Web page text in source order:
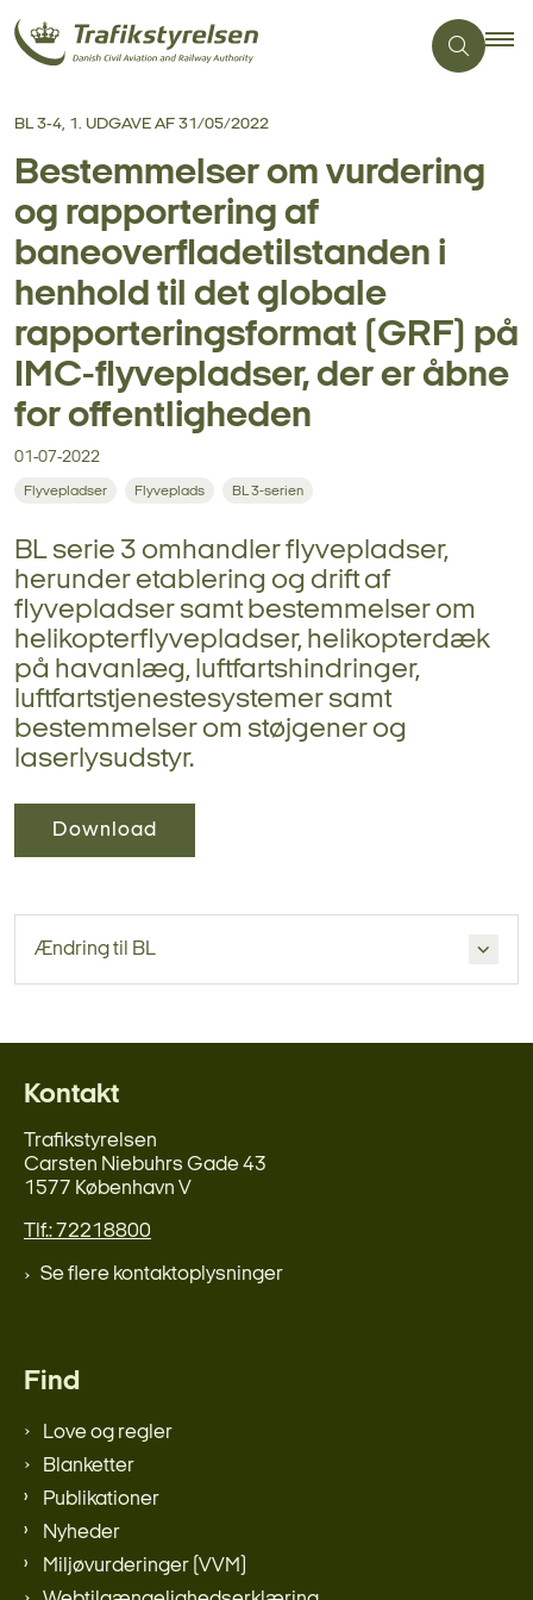
BL 3-4, 1. UDGAVE AF 31/05/2022
Bestemmelser om vurdering
og rapportering af
baneoverfladetilstanden i
henhold til det globale
rapporteringsformat (GRF) på
IMC-flyvepladser, der er åbne
for offentligheden
01-07-2022
Flyvepladser Flyveplads BL 3-serien
BL serie 3 omhandler flyvepladser,
herunder etablering og drift af
flyvepladser samt bestemmelser om
helikopterflyvepladser, helikopterdæk
på havanlæg, luftfartshindringer,
luftfartstjenestesystemer samt
bestemmelser om støjgener og
laserlysudstyr.
Download
Ændring til BL
Kontakt
Trafikstyrelsen
Carsten Niebuhrs Gade 43
1577 København V
Tlf.: 72218800
Se flere kontaktoplysninger
Find
Love og regler
Blanketter
Publikationer
Nyheder
Miljøvurderinger (VVM)